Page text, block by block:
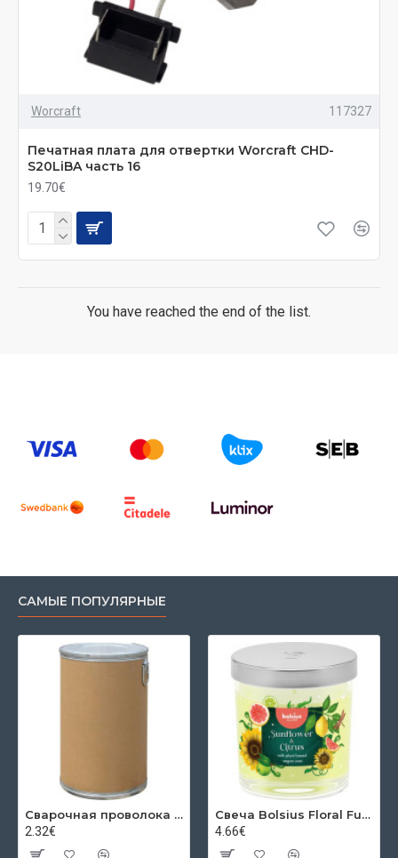
Worcraft 117327
Печатная плата для отвертки Worcraft CHD-
S20LiBA часть 16
19.70€
You have reached the end of the list.
САМЫЕ ПОПУЛЯРНЫЕ
Сварочная проволока HTW-50 1,0 мм, катушка 250 кг, SG2
2.32€
Свеча Bolsius Floral Fusion Sunflower and Citrus, ароматизированная, 80/72 мм, в стекле
4.66€